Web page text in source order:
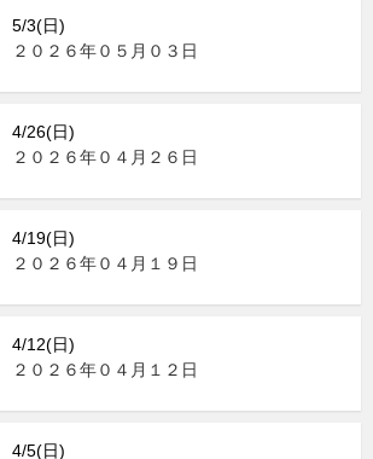
5/3(日)
２０２６年０５月０３日
4/26(日)
２０２６年０４月２６日
4/19(日)
２０２６年０４月１９日
4/12(日)
２０２６年０４月１２日
4/5(日)